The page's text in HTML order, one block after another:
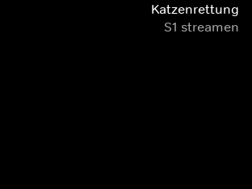
Katzenrettung
S1 streamen